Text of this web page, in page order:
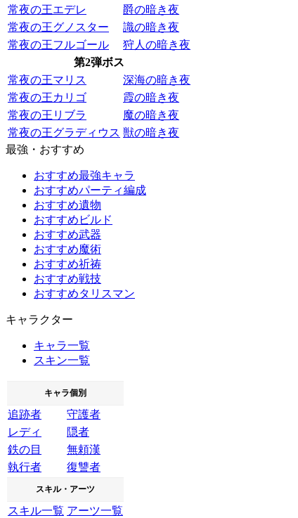
常夜の王エデレ
爵の暗き夜
常夜の王グノスター
識の暗き夜
常夜の王フルゴール
狩人の暗き夜
第2弾ボス
常夜の王マリス
深海の暗き夜
常夜の王カリゴ
霞の暗き夜
常夜の王リブラ
魔の暗き夜
常夜の王グラディウス 獣の暗き夜
最強・おすすめ
おすすめ最強キャラ
おすすめパーティ編成
おすすめ遺物
おすすめビルド
おすすめ武器
おすすめ魔術
おすすめ祈祷
おすすめ戦技
おすすめタリスマン
キャラクター
キャラ一覧
スキン一覧
キャラ個別
追跡者
守護者
レディ
隠者
鉄の目
無頼漢
執行者
復讐者
スキル・アーツ
スキル一覧 アーツ一覧